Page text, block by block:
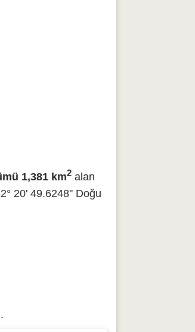
1,381 km2 alan
20' 49.6248'' Doğu